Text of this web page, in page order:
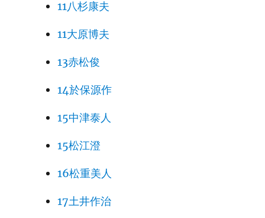
11八杉康夫
11大原博夫
13赤松俊
14於保源作
15中津泰人
15松江澄
16松重美人
17土井作治